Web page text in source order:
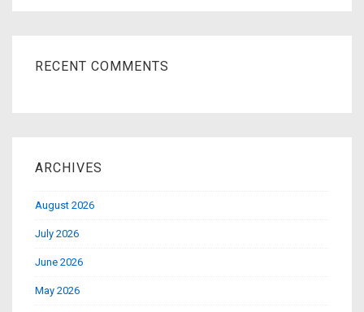
RECENT COMMENTS
ARCHIVES
August 2026
July 2026
June 2026
May 2026